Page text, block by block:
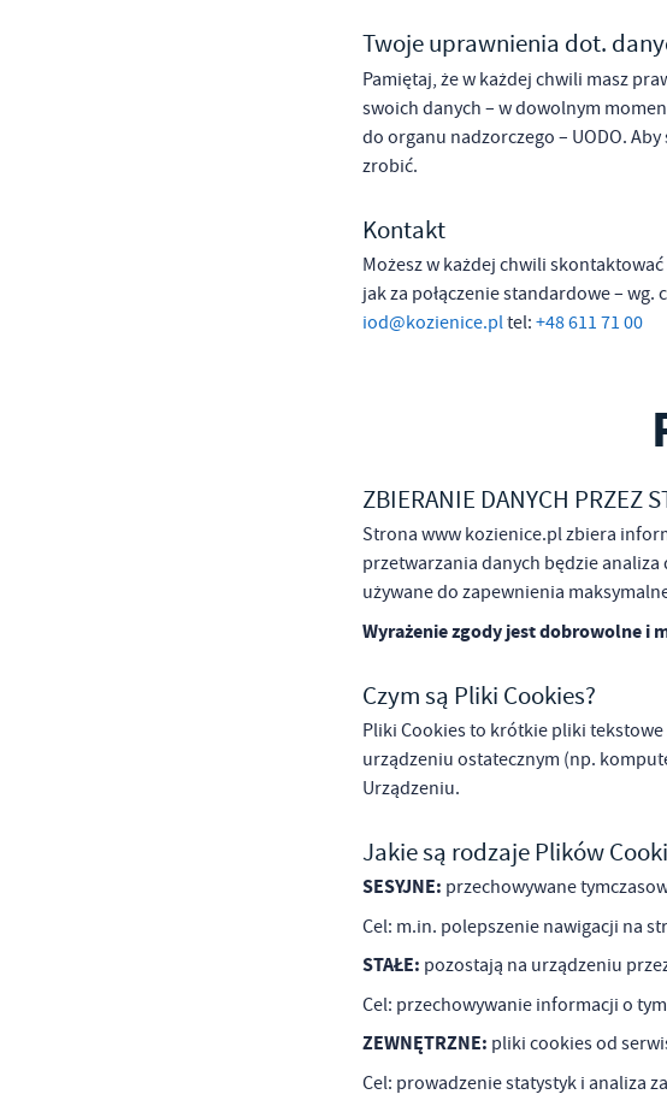
Twoje uprawnienia dot.
Pamiętaj, że w każdej chwili masz
swoich danych – w dowolnym
do organu nadzorczego – UODO.
zrobić.
Kontakt
Możesz w każdej chwili
jak za połączenie standardowe –
iod@kozienice.pltel: +48 611 71 00
ZBIERANIE DANYCH PRZEZ
Strona www kozienice.plzbiera
przetwarzania danych będzie
używane do zapewnienia
Wyrażenie zgody jest dobrowolne i
Czym są Pliki Cookies?
Pliki Cookies to krótkie pliki
urządzeniu ostatecznym (np.
Urządzeniu.
Jakie są rodzaje Plików
SESYJNE: przechowywane
Cel: m.in. polepszenie nawigacji na
STAŁE: pozostają na urządzeniu
Cel: przechowywanie informacji o
ZEWNĘTRZNE: pliki cookies od
Cel: prowadzenie statystyk i analiza
wszystkie. W
Niezbędne
Niezbędne pliki
umożliwiają Ci
Pliki cookies
Twoich ustawień
cookies strona, z której
Zapoznaj się z
Więcej
Funkcjonalne i